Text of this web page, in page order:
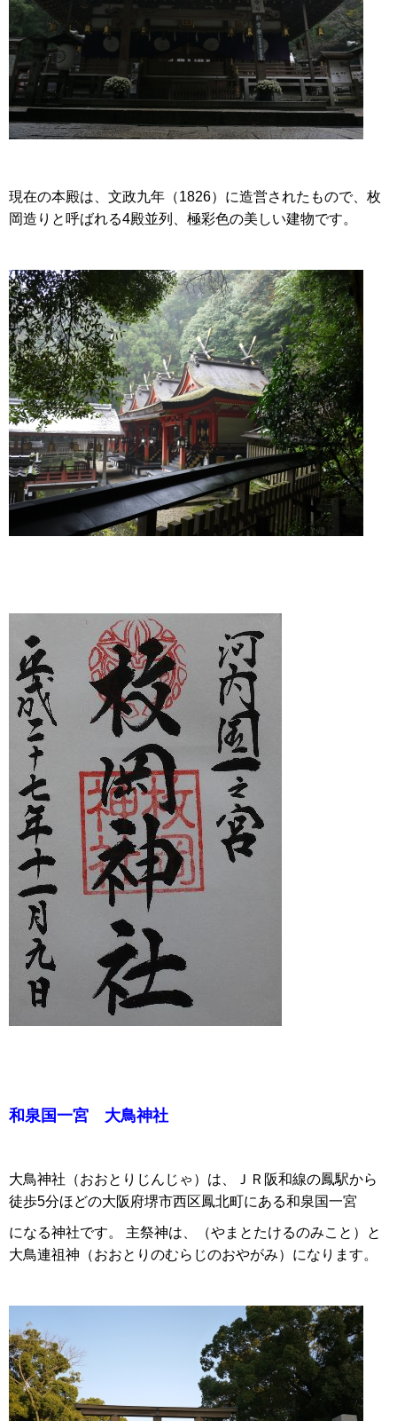
現在の本殿は、文政九年（1826）に造営されたもので、枚
岡造りと呼ばれる4殿並列、極彩色の美しい建物です。
和泉国一宮 大鳥神社
大鳥神社（おおとりじんじゃ）は、ＪＲ阪和線の鳳駅から
徒歩5分ほどの大阪府堺市西区鳳北町にある和泉国一宮
になる神社です。 主祭神は、（やまとたけるのみこと）と
大鳥連祖神（おおとりのむらじのおやがみ）になります。